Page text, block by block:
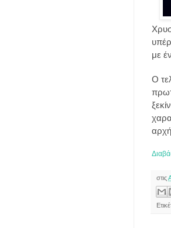
με
Ο
στις